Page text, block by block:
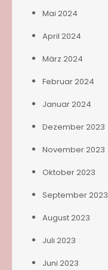
Mai 2024
April 2024
März 2024
Februar 2024
Januar 2024
Dezember 2023
November 2023
Oktober 2023
September 2023
August 2023
Juli 2023
Juni 2023